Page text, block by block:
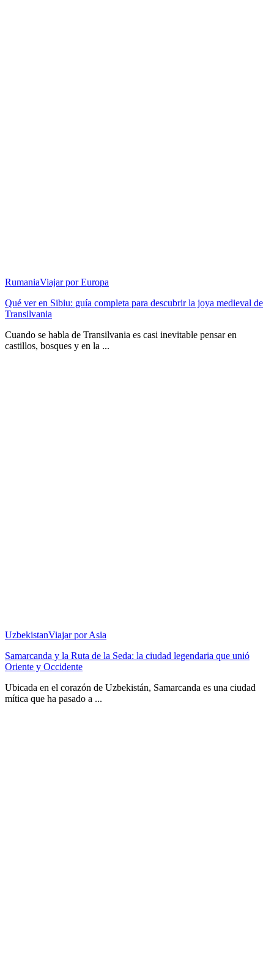
RumaniaViajar por Europa
Qué ver en Sibiu: guía completa para descubrir la joya medieval de
Transilvania
Cuando se habla de Transilvania es casi inevitable pensar en
castillos, bosques y en la ...
UzbekistanViajar por Asia
Samarcanda y la Ruta de la Seda: la ciudad legendaria que unió
Oriente y Occidente
Ubicada en el corazón de Uzbekistán, Samarcanda es una ciudad
mítica que ha pasado a ...